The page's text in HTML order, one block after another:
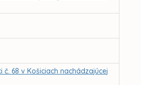
68 v Košiciach nachádzajúcej